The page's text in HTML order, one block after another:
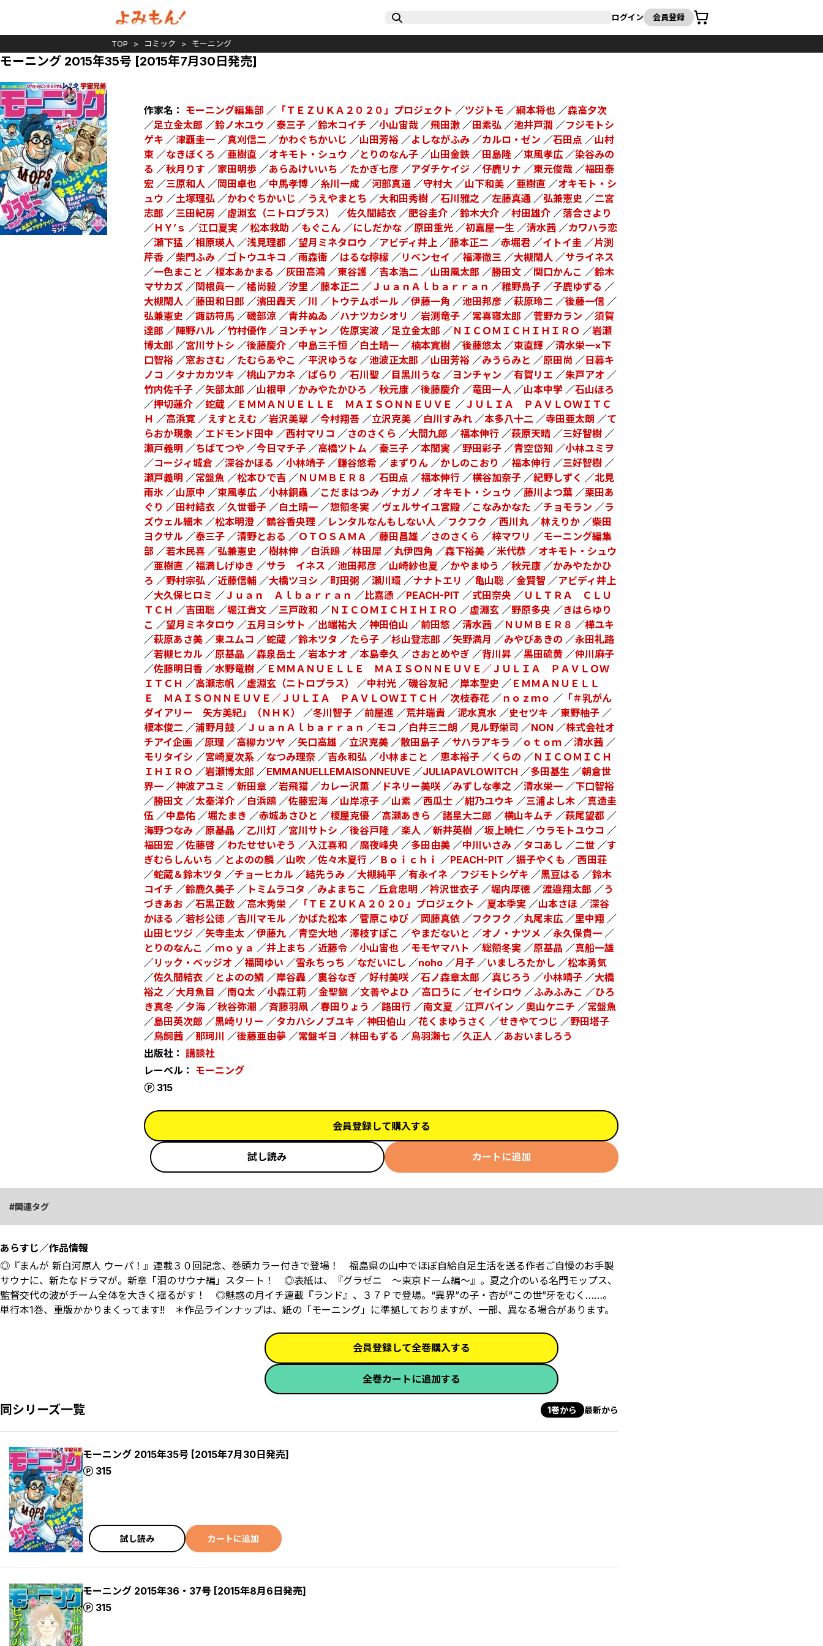
ログイン 会員登録
カート
TOP コミック モーニング
モーニング 2015年35号 [2015年7月30日発売]
作家名： モーニング編集部 ／ 「ＴＥＺＵＫＡ２０２０」プロジェクト ／ツジトモ ／綱本将也 ／森高夕次
／足立金太郎 ／鈴ノ木ユウ ／泰三子 ／鈴木コイチ ／小山宙哉 ／飛田漱 ／田素弘 ／池井戸潤 ／フジモトシ
ゲキ ／津覇圭一 ／真刈信二 ／かわぐちかいじ ／山田芳裕 ／よしながふみ ／カルロ・ゼン ／石田点 ／山村
東 ／なきぼくろ ／亜樹直 ／オキモト・シュウ ／とりのなん子 ／山田金鉄 ／田島隆 ／東風孝広 ／染谷みの
る ／秋月りす ／家田明歩 ／あらゐけいいち ／たかぎ七彦 ／アダチケイジ ／仔鹿リナ ／東元俊哉 ／福田泰
宏 ／三原和人 ／岡田卓也 ／中馬孝博 ／糸川一成 ／河部真道 ／守村大 ／山下和美 ／亜樹直 ／オキモト・シ
ュウ ／土塚理弘 ／かわぐちかいじ ／うえやまとち ／大和田秀樹 ／石川雅之 ／左藤真通 ／弘兼憲史 ／二宮
志郎 ／三田紀房 ／虚淵玄（ニトロプラス） ／佐久間結衣 ／肥谷圭介 ／鈴木大介 ／村田雄介 ／落合さより
／ＨＹ’ｓ ／江口夏実 ／松本救助 ／もぐこん ／にしだかな ／原田重光 ／初嘉屋一生 ／清水茜 ／カワハラ恋
／瀬下猛 ／相原瑛人 ／浅見理都 ／望月ミネタロウ ／アビディ井上 ／藤本正二 ／赤堀君 ／イトイ圭 ／片渕
芹香 ／柴門ふみ ／ゴトウユキコ ／雨森衛 ／はるな檸檬 ／リベンセイ ／福澤徹三 ／大槻閑人 ／サライネス
／一色まこと ／榎本あかまる ／灰田高鴻 ／東谷護 ／吉本浩二 ／山田風太郎 ／勝田文 ／関口かんこ ／鈴木
マサカズ ／関根眞一 ／橘尚毅 ／汐里 ／藤本正二 ／ＪｕａｎＡｌｂａｒｒａｎ ／稚野鳥子 ／子鹿ゆずる ／
大槻閑人 ／藤田和日郎 ／濱田轟天 ／川 ／ トウテムポール ／伊藤一角 ／池田邦彦 ／萩原玲二 ／後藤一信 ／
弘兼憲史 ／諏訪符馬 ／磯部涼 ／青井ぬゐ ／ハナツカシオリ ／岩渕竜子 ／常喜寝太郎 ／菅野カラン ／須賀
達郎 ／陣野ハル ／竹村優作 ／ヨンチャン ／佐原実波 ／足立金太郎 ／ＮＩＣＯＭＩＣＨＩＨＩＲＯ ／岩瀬
博太郎 ／宮川サトシ ／後藤慶介 ／中島三千恒／白土晴一 ／楠本寛樹 ／後藤悠太 ／東直輝 ／清水栄一×下
口智裕 ／窓おさむ ／たむらあやこ ／平沢ゆうな ／池波正太郎 ／山田芳裕 ／みうらみと ／原田尚 ／ 日暮キ
ノコ ／タナカカツキ ／桃山アカネ ／ぱらり ／石川聖 ／目黒川うな ／ヨンチャン ／有賀リエ ／朱戸アオ ／
竹内佐千子 ／矢部太郎 ／山根甲 ／かみやたかひろ ／秋元康 ／後藤慶介 ／竜田一人 ／山本中学 ／石山ほろ
／押切蓮介 ／蛇蔵 ／ ＥＭＭＡＮＵＥＬＬＥ ＭＡＩＳＯＮＮＥＵＶＥ ／ＪＵＬＩＡ ＰＡＶＬＯＷＩＴＣ
Ｈ ／高浜寛 ／えすとえむ ／岩沢美翠 ／今村翔吾 ／立沢克美 ／白川すみれ ／本多八十二 ／寺田亜太朗 ／て
らおか現象 ／エドモンド田中 ／西村マリコ ／さのさくら ／大間九郎 ／福本伸行 ／萩原天晴 ／三好智樹 ／
瀬戸義明 ／ちばてつや ／今日マチ子 ／高橋ツトム ／秦三子 ／本間実 ／野田彩子 ／青空岱知 ／小林ユミヲ
／コージィ城倉 ／深谷かほる ／小林靖子 ／鎌谷悠希 ／まずりん ／かしのこおり ／福本伸行 ／三好智樹 ／
瀬戸義明 ／常盤魚 ／松本ひで吉 ／ＮＵＭＢＥＲ８ ／石田点 ／福本伸行 ／横谷加奈子 ／紀野しずく ／北見
雨氷 ／山原中 ／東風孝広 ／小林銅蟲 ／こだまはつみ ／ナガノ ／オキモト・シュウ ／藤川よつ葉 ／栗田あ
ぐり ／田村結衣 ／久世番子 ／白土晴一 ／惣領冬実 ／ヴェルサイユ宮殿 ／こなみかなた ／チョモラン ／ラ
ズウェル細木 ／松本明澄 ／鶴谷香央理 ／レンタルなんもしない人 ／フクフク ／西川丸 ／林えりか ／柴田
ヨクサル ／泰三子 ／清野とおる ／ＯＴＯＳＡＭＡ ／藤田昌雄 ／さのさくら ／梓マワリ ／モーニング編集
部 ／若木民喜 ／弘兼憲史 ／樹林伸 ／白浜鴎 ／林田犀 ／丸伊四角 ／森下裕美 ／米代恭 ／オキモト・シュウ
／亜樹直 ／福満しげゆき ／サラ イネス ／池田邦彦 ／山崎紗也夏 ／かやまゆう ／秋元康 ／かみやたかひ
ろ ／野村宗弘 ／近藤信輔 ／大橋ツヨシ ／町田粥 ／瀬川環 ／ナナトエリ ／亀山聡 ／金賢智 ／アビディ井上
／大久保ヒロミ ／Ｊｕａｎ Ａｌｂａｒｒａｎ ／比嘉慂 ／PEACH-PIT ／式田奈央 ／ＵＬＴＲＡ ＣＬＵ
ＴＣＨ ／吉田聡 ／堀江貴文 ／三戸政和 ／ＮＩＣＯＭＩＣＨＩＨＩＲＯ ／虚淵玄 ／野原多央 ／きはらゆり
こ ／望月ミネタロウ ／五月ヨシサト ／出端祐大 ／神田伯山 ／前田悠 ／清水茜 ／ＮＵＭＢＥＲ８ ／樺ユキ
／萩原あさ美 ／束ユムコ ／蛇蔵 ／鈴木ツタ ／たら子 ／杉山登志郎 ／矢野満月 ／みやびあきの ／永田礼路
／若槻ヒカル ／原基晶 ／森泉岳土 ／岩本ナオ ／本島幸久 ／さおとめやぎ ／背川昇 ／黒田硫黄 ／仲川麻子
／佐藤明日香 ／水野竜樹 ／ ＥＭＭＡＮＵＥＬＬＥ ＭＡＩＳＯＮＮＥＵＶＥ／ＪＵＬＩＡ ＰＡＶＬＯＷ
ＩＴＣＨ ／高瀬志帆 ／虚淵玄（ニトロプラス） ／中村光 ／磯谷友紀 ／岸本聖史 ／ ＥＭＭＡＮＵＥＬＬ
Ｅ ＭＡＩＳＯＮＮＥＵＶＥ／ＪＵＬＩＡ ＰＡＶＬＯＷＩＴＣＨ ／次枝春花 ／ｎｏｚｍｏ ／ 「＃乳がん
ダイアリー 矢方美紀」（ＮＨＫ）
／冬川智子 ／前屋進 ／荒井瑞貴 ／泥水真水 ／史セツキ ／東野柚子 ／
榎本俊二 ／浦野月鼓 ／ＪｕａｎＡｌｂａｒｒａｎ ／モコ ／白井三二朗 ／見ル野栄司 ／NON ／株式会社オ
チアイ企画 ／原理 ／高柳カツヤ ／矢口高雄 ／立沢克美 ／散田島子 ／サハラアキラ ／ｏｔｏｍ ／清水茜 ／
モリタイシ ／宮崎夏次系 ／なつみ理奈 ／吉永和弘 ／小林まこと ／恵本裕子 ／くらの ／ＮＩＣＯＭＩＣＨ
ＩＨＩＲＯ ／岩瀬博太郎 ／EMMANUELLEMAISONNEUVE ／JULIAPAVLOWITCH ／多田基生 ／朝倉世
界一 ／神波アユミ ／新田章 ／岩飛猫 ／カレー沢薫 ／ ドネリー美咲 ／みずしな孝之 ／清水栄一 ／下口智裕
／勝田文 ／太秦洋介 ／白浜鴎 ／佐藤宏海 ／山岸凉子 ／山素 ／西瓜士 ／紺乃ユウキ ／三浦よし木 ／真造圭
伍 ／中島佑 ／堀たまき ／赤城あさひと ／榎屋克優 ／高瀬あきら ／諸星大二郎 ／横山キムチ ／萩尾望都 ／
海野つなみ ／原基晶 ／乙川灯 ／宮川サトシ ／後谷戸隆 ／楽人 ／新井英樹 ／坂上暁仁 ／ウラモトユウコ ／
福田宏 ／佐藤啓 ／わたせせいぞう ／入江喜和 ／魔夜峰央 ／多田由美 ／中川いさみ ／タコあし ／二世 ／す
ぎむらしんいち ／とよのの麟 ／山吹 ／佐々木夏行 ／Ｂｏｉｃｈｉ ／PEACH-PIT ／振子やくも ／西田荘
／蛇蔵＆鈴木ツタ ／チョーヒカル ／結先うみ ／大槻純平 ／有永イネ ／フジモトシゲキ ／黒豆はる ／鈴木
コイチ ／鈴鹿久美子 ／ トミムラコタ ／みよまちこ ／丘倉忠明 ／衿沢世衣子 ／堀内厚徳 ／渡邉翔太郎 ／う
づきあお ／石黒正数 ／高木秀栄 ／ 「ＴＥＺＵＫＡ２０２０」プロジェクト ／夏本季実 ／山本さほ ／深谷
かほる ／若杉公徳 ／吉川マモル ／かばた松本 ／菅原こゆび ／岡藤真依 ／フクフク ／丸尾末広 ／里中翔 ／
山田ヒツジ ／矢寺圭太 ／伊藤九 ／青空大地 ／澤枝すぽこ ／やまだないと ／オノ・ナツメ ／永久保貴一 ／
とりのなんこ ／ｍｏｙａ ／井上まち ／近藤令 ／小山宙也 ／モモヤマハト ／総領冬実 ／原基晶 ／真船一雄
／リック・ベッジオ ／福岡ゆい ／雪永ちっち ／なだいにし ／noho ／月子 ／いましろたかし ／松本勇気
／佐久間結衣 ／とよのの鱗 ／岸谷轟 ／裏谷なぎ ／好村美咲 ／石ノ森章太郎 ／真じろう ／小林靖子 ／大橋
裕之 ／大月魚目 ／南Q太 ／小森江莉 ／金聖鎭 ／文善やよひ ／高口うに ／セイシロウ ／ふみふみこ ／ひろ
き真冬 ／夕海 ／秋谷弥潮 ／斉藤羽凧 ／春田りょう ／路田行 ／南文夏 ／江戸パイン ／奥山ケニチ ／常盤魚
／島田英次郎 ／黒崎リリー ／タカハシノブユキ ／神田伯山 ／花くまゆうさく ／せきやてつじ ／野田塔子
／鳥飼茜 ／那珂川 ／後藤亜由夢 ／常盤ギヨ ／林田もずる ／鳥羽瀬七 ／久正人 ／あおいましろう
出版社： 講談社
レーベル： モーニング
315
会員登録して購入する
試し読み カートに追加
関連タグ
あらすじ／作品情報
◎『まんが 新白河原人 ウーパ！』連載３０回記念、巻頭カラー付きで登場！ 福島県の山中でほぼ自給自足生活を送る作者ご自慢のお手製
サウナに、新たなドラマが。新章「泪のサウナ編」スタート！ ◎表紙は、『グラゼニ ～東京ドーム編～』。夏之介のいる名門モップス、
監督交代の波がチーム全体を大きく揺るがす！ ◎魅惑の月イチ連載『ランド』、３７Ｐで登場。“異界”の子・杏が“この世”牙をむく……。
単行本1巻、重版かかりまくってます!! ＊作品ラインナップは、紙の「モーニング」に準拠しておりますが、一部、異なる場合があります。
会員登録して全巻購入する
全巻カートに追加する
同シリーズ一覧 1巻から 最新から
モーニング 2015年35号 [2015年7月30日発売]
315
ポイント
試し読み カートに追加
モーニング 2015年36・37号 [2015年8月6日発売]
315
ポイント